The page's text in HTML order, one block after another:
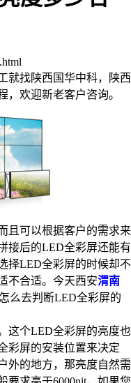
就找陕西国华中科，陕西
，欢迎新老客户咨询。
且可以根据客户的需求来
接后的LED全彩屏还能有
择LED全彩屏的时候却不
不合适。今天西安渭南
么去判断LED全彩屏的
这个LED全彩屏的亮度也
彩屏的安装位置来决定
外的地方，那亮度自然需